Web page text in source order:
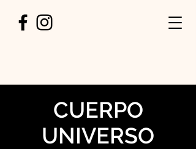
CUERPO
UNIVERSO